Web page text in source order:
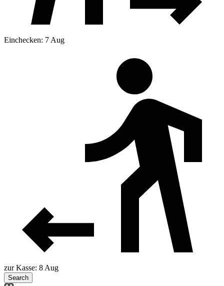
Einchecken: 7 Aug
zur Kasse: 8 Aug
Search